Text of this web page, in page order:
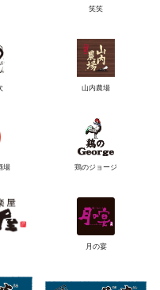
笑笑
山内農場
場 鶏のジョージ
月の宴